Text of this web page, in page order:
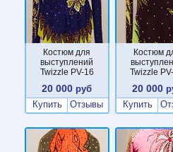
Костюм для
выступлений
Twizzle PV-16
20 000 руб
Купить
Отзывы
Костюм
Twizzle
20 000
Купить